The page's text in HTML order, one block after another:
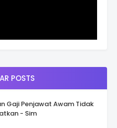
POSTS
Gaji Penjawat Awam Tidak
- Sim